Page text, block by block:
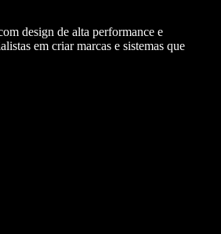
design de alta performance e
em criar marcas e sistemas que